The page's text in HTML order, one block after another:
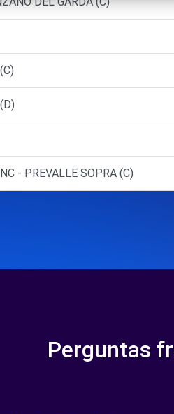
- PREVALLE SOPRA (C)
Perguntas